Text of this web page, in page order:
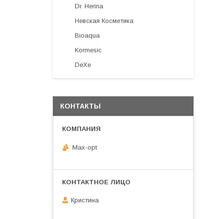
Dr. Herina
Невская Косметика
Bioaqua
Kormesic
DeXe
КОНТАКТЫ
Max-opt
Кристина